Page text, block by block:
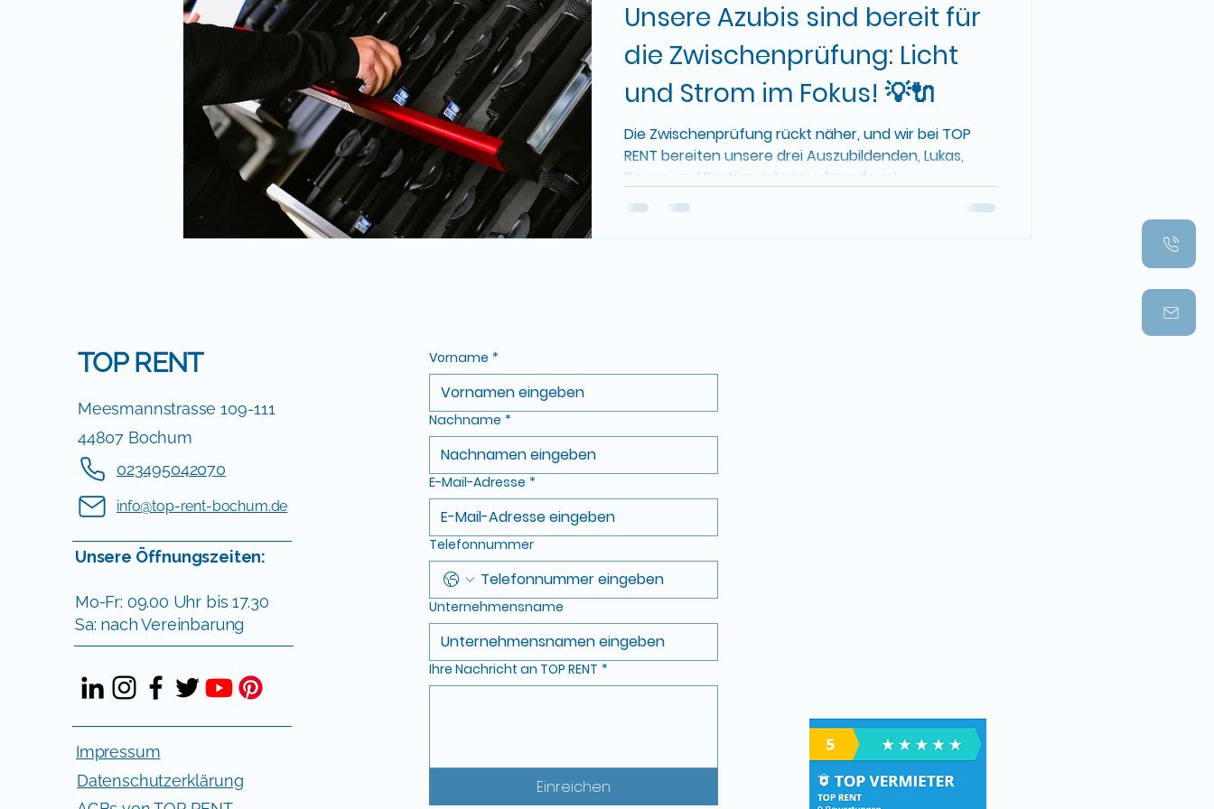
Unsere Azubis sind bereit für
die Zwischenprüfung: Licht
und Strom im Fokus! 💡🔌
Die Zwischenprüfung rückt näher, und wir bei TOP
RENT bereiten unsere drei Auszubildenden, Lukas,
Devon und Bastian, intensiv darauf vor!...
TOP RENT
Meesmannstrasse 109-111
44807 Bochum
023495042070
info@top-rent-bochum.de
Unsere Öffnungszeiten:
Mo-Fr: 09.00 Uhr bis 17.30
Sa: nach Vereinbarung
Impressum
Datenschutzerklärung
Vorname *
Nachname *
E-Mail-Adresse *
Telefonnummer
Unternehmensname
Ihre Nachricht an TOP RENT *
Einreichen